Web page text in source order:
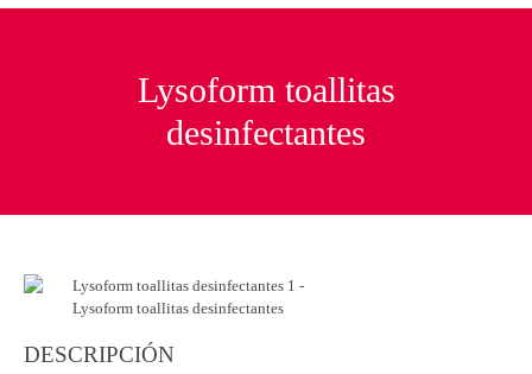
Lysoform toallitas
desinfectantes
DESCRIPCIÓN